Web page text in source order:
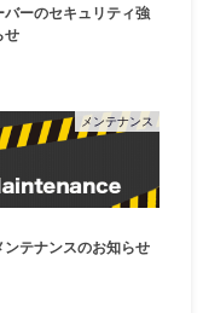
バーのセキュリティ強
せ
メンテナンス
ンテナンスのお知らせ